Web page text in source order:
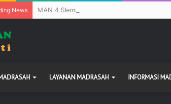
News MAN 4 Sleman Cetak Sejarah: Puluhan
LAYANAN MADRASAH INFORMASI